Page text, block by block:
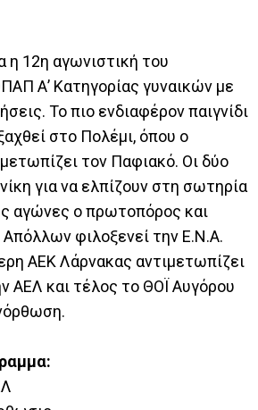
η 12η αγωνιστική του
Α’ Κατηγορίας γυναικών με
Το πιο ενδιαφέρον παιγνίδι
στο Πολέμι, όπου ο
τον Παφιακό. Οι δύο
για να ελπίζουν στη σωτηρία
αγώνες ο πρωτοπόρος και
φιλοξενεί την Ε.Ν.Α.
ΑΕΚ Λάρνακας αντιμετωπίζει
ΑΕΛ και τέλος το ΘΟΪ Αυγόρου